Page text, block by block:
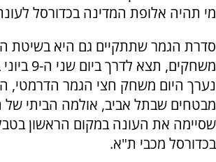
מי תהיה אלופת המדינה בכדורסל לעונת 2024/
סדרת הגמר שתתקיים גם היא בשיטת
משחקים,
נערך היום משחק חצי הגמר הדרמטי,
מבטחים שבתל אביב, אולמה הביתי של
שסיימה את העונה במקום הראשון
בכדורסל מכבי ת"א.